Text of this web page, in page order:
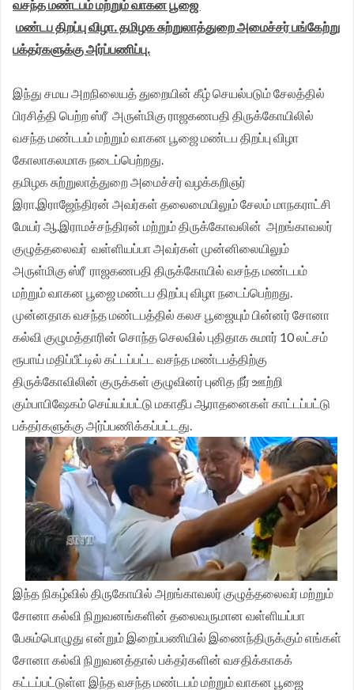
வசந்த மண்டபம் மற்றும் வாகன பூஜை
மண்டப திறப்பு விழா. தமிழக சுற்றுலாத்துறை அமைச்சர் பங்கேற்று
பக்தர்களுக்கு அர்ப்பணிப்பு.
இந்து சமய அறநிலையத் துறையின் கீழ் செயல்படும் சேலத்தில்
பிரசித்தி பெற்ற ஸ்ரீ அருள்மிகு ராஜகணபதி திருக்கோயிலில்
வசந்த மண்டபம் மற்றும் வாகன பூஜை மண்டப திறப்பு விழா
கோலாகலமாக நடைப்பெற்றது.
தமிழக சுற்றுலாத்துறை அமைச்சர் வழக்கறிஞர்
இரா.இராஜேந்திரன் அவர்கள் தலைமையிலும் சேலம் மாநகராட்சி
மேயர் ஆ.இராமச்சந்திரன் மற்றும் திருக்கோவலின் அறங்காவலர்
குழுத்தலைவர் வள்ளியப்பா அவர்கள் முன்னிலையிலும்
அருள்மிகு ஸ்ரீ ராஜகணபதி திருக்கோயில் வசந்த மண்டபம்
மற்றும் வாகன பூஜை மண்டப திறப்பு விழா நடைப்பெற்றது.
முன்னதாக வசந்த மண்டபத்தில் கலச பூஜையும் பின்னர் சோனா
கல்வி குழுமத்தாரின் சொந்த செலவில் புதிதாக சுமார் 10 லட்சம்
ரூபாய் மதிப்பீட்டில் கட்டப்பட்ட வசந்த மண்டபத்திற்கு
திருக்கோவிலின் குருக்கள் குழுவினர் புனித நீர் ஊற்றி
கும்பாபிஷேகம் செய்யப்பட்டு மகாதீப ஆராதனைகள் காட்டப்பட்டு
பக்தர்களுக்கு அர்ப்பணிக்கப்பட்டது.
இந்த நிகழ்வில் திருகோயில் அறங்காவலர் குழுத்தலைவர் மற்றும்
சோனா கல்வி நிறுவனங்களின் தலைவருமான வள்ளியப்பா
பேசும்பொழுது என்றும் இறைப்பணியில் இணைந்திருக்கும் எங்கள்
சோனா கல்வி நிறுவனத்தால் பக்தர்களின் வசதிக்காகக்
கட்டப்பட்டுள்ள இந்த வசந்த மண்டபம் மற்றும் வாகன பூஜை